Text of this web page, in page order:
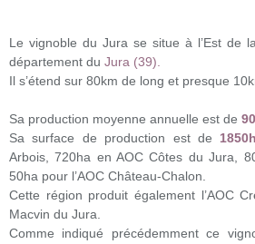
Le vignoble du Jura se situe à l’Est de
département du Jura (39).
Il s’étend sur 80km de long et presque
Sa production moyenne annuelle est de
Sa surface de production est de
Arbois, 720ha en AOC Côtes du Jura,
50ha pour l’AOC Château-Chalon.
Cette région produit également l’AOC
Macvin du Jura.
Comme indiqué précédemment ce